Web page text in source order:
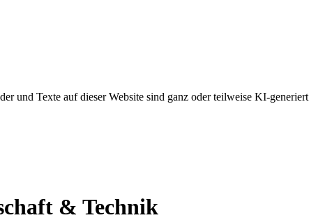
und Texte auf dieser Website sind ganz oder teilweise KI-generiert
& Technik